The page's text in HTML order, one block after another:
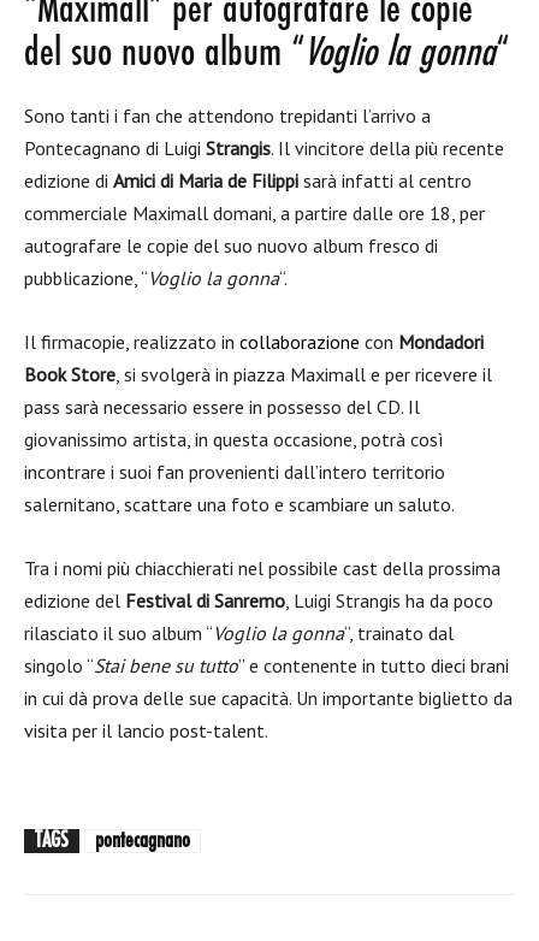
“Maximall” per autografare le copie
del suo nuovo album “Voglio la gonna“
Sono tanti i fan che attendono trepidanti l’arrivo a
Pontecagnano di Luigi Strangis. Il vincitore della più recente
edizione di Amici di Maria de Filippi sarà infatti al centro
commerciale Maximall domani, a partire dalle ore 18, per
autografare le copie del suo nuovo album fresco di
pubblicazione, “Voglio la gonna“.
Il firmacopie, realizzato in collaborazione con Mondadori
Book Store, si svolgerà in piazza Maximall e per ricevere il
pass sarà necessario essere in possesso del CD. Il
giovanissimo artista, in questa occasione, potrà così
incontrare i suoi fan provenienti dall’intero territorio
salernitano, scattare una foto e scambiare un saluto.
Tra i nomi più chiacchierati nel possibile cast della prossima
edizione del Festival di Sanremo, Luigi Strangis ha da poco
rilasciato il suo album “Voglio la gonna“, trainato dal
singolo “Stai bene su tutto” e contenente in tutto dieci brani
in cui dà prova delle sue capacità. Un importante biglietto da
visita per il lancio post-talent.
TAGS pontecagnano